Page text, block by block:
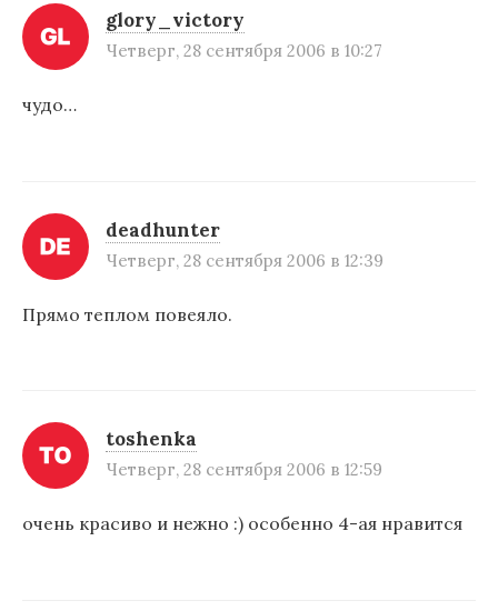
glory_victory
Четверг, 28 сентября 2006 в 10:27
чудо…
deadhunter
Четверг, 28 сентября 2006 в 12:39
Прямо теплом повеяло.
toshenka
Четверг, 28 сентября 2006 в 12:59
очень красиво и нежно :) особенно 4-ая нравится